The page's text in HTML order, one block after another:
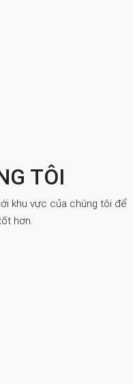
TÔI
khu vực của chúng tôi để
hơn.